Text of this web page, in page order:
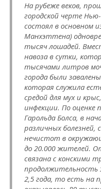
На рубеже веков,
городской черте
состоял в основном
Манхэттена)
тысяч лошадей.
навоза в сутки,
тысячами литров
города были
которая служила
средой для мух и
инфекции. По оценке
Гарольда Болса, в
различных болезней,
нечистот в
до 20.000 жителей.
связана с конскими
продолжительность
2,5 года, то есть на